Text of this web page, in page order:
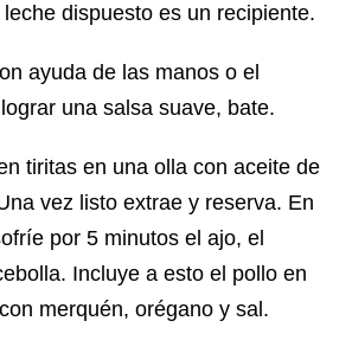
dispuesto es un recipiente.
ayuda de las manos o el
una salsa suave, bate.
tiritas en una olla con aceite de
vez listo extrae y reserva. En
por 5 minutos el ajo, el
Incluye a esto el pollo en
merquén, orégano y sal.